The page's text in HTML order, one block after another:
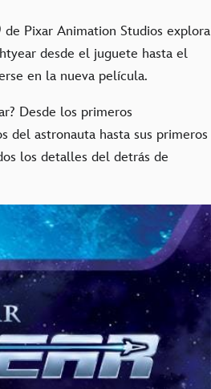
de Pixar Animation Studios explora
desde el juguete hasta el
en la nueva película.
Desde los primeros
del astronauta hasta sus primeros
los detalles del detrás de